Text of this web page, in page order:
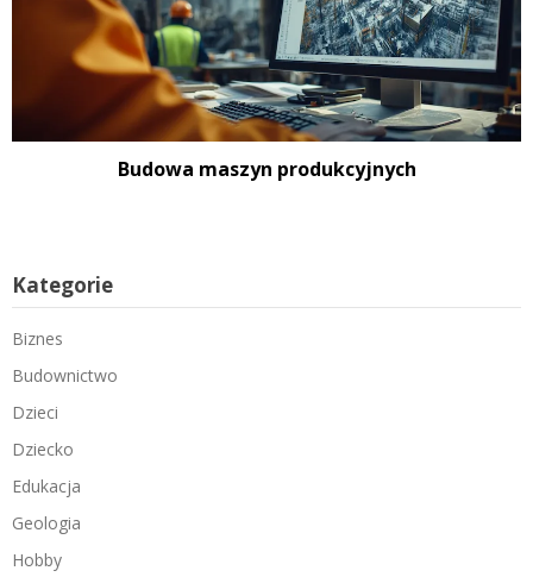
Budowa maszyn produkcyjnych
Kategorie
Biznes
Budownictwo
Dzieci
Dziecko
Edukacja
Geologia
Hobby